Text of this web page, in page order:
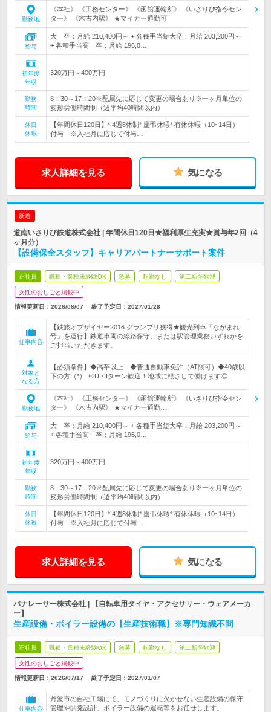
勤務地
《本社》 《工務センター》 《函館運輸所》 《いさりび指令セン
ター》 《木古内駅》 ★マイカー通勤可
給与
大 卒：月給 210,400円～ + 各種手当短大卒：月給 203,200円～
+ 各種手当高 卒：月給 196,0…
初年度
年収
320万円～400万円
勤務
時間
8：30～17：20※配属先に応じて変更の場合あり※一ヶ月単位の
変形労働時間制（週平均40時間以内）
休日
休暇
【年間休日120日】* 4週8休制* 慶弔休暇* 有休休暇（10~14日）
付与 ※入社月に応じて付与…
求人詳細を見る 気になる
新着
道南いさりび鉄道株式会社 | 年間休日120日★福利厚生充実★賞与年2回（4
ヶ月分）
【設備保全スタッフ】キャリアパートナーサポート案件
正社員 職種・業種未経験OK 急募 転勤なし 第二新卒歓迎
女性のおしごと掲載中
情報更新日：2026/08/07 終了予定日： 2027/01/28
仕事内容
【鉄旅オブザイヤー2016 グランプリ獲得★観光列車「ながまれ
号」を運行】鉄道車両の線路保守、または駅管理業務いずれかを
ご担当いただきます。
対象と
なる方
【必須条件】◆高卒以上 ◆普通自動車免許（AT限可）◆40歳以
下の方（*） ※U・Iターン歓迎！地域に根ざして働けます◎
勤務地
《本社》 《工務センター》 《函館運輸所》 《いさりび指令セン
ター》 《木古内駅》 ★マイカー通勤…
給与
大 卒：月給 210,400円～ + 各種手当短大卒：月給 203,200円～
+ 各種手当高 卒：月給 196,0…
初年度
年収
320万円～400万円
勤務
時間
8：30～17：20※配属先に応じて変更の場合あり※一ヶ月単位の
変形労働時間制（週平均40時間以内）
休日
休暇
【年間休日120日】* 4週8休制* 慶弔休暇* 有休休暇（10~14日）
付与 ※入社月に応じて付与…
求人詳細を見る 気になる
パナレーサー株式会社 | 【自転車用タイヤ・アクセサリー・ウェアメーカ
ー】
生産設備・ボイラー設備の【生産技術職】※専門知識不問
正社員 職種・業種未経験OK 急募 転勤なし 第二新卒歓迎
女性のおしごと掲載中
情報更新日：2026/07/17 終了予定日： 2027/01/07
仕事内容
丹波市の自社工場にて、モノづくりに欠かせない生産設備の保守
管理や開発設計、ボイラー設備の運転等をお任せします。